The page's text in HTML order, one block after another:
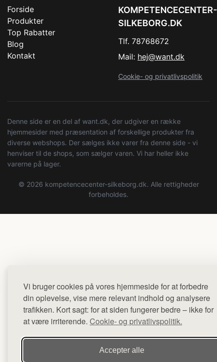
Vi bruger cookies på vores hjemmeside for at forbedre
din oplevelse, vise mere relevant indhold og analysere
trafikken. Kort sagt: for at siden fungerer bedre – ikke for
at være irriterende. Cookie- og privatlivspolitik.
Accepter alle
Forside
Produkter
Top Rabatter
Blog
Kontakt
KOMPETENCECENTER-
SILKEBORG.DK
Tlf. 78768672
Mail: hej@want.dk
Cookie- og privatlivspolitik
Denne side er en del af want.dk, der udgiver en række
hjemmesider med præsentation af forskellige produkter fra
diverse webshops. Der sælges ikke varer fra denne side - vi
henviser til de shops, som sælger varen. Vi har heller ikke
varerne på lager.
© 2026 kompetencecenter-silkeborg.dk. Alle rettigheder
forbeholdes.